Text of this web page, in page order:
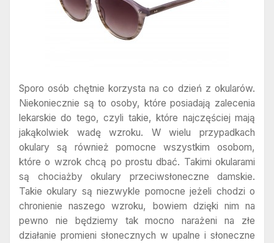
Sporo osób chętnie korzysta na co dzień z okularów.
Niekoniecznie są to osoby, które posiadają zalecenia
lekarskie do tego, czyli takie, które najczęściej mają
jakąkolwiek wadę wzroku. W wielu przypadkach
okulary są również pomocne wszystkim osobom,
które o wzrok chcą po prostu dbać. Takimi okularami
są chociażby okulary przeciwsłoneczne damskie.
Takie okulary są niezwykle pomocne jeżeli chodzi o
chronienie naszego wzroku, bowiem dzięki nim na
pewno nie będziemy tak mocno narażeni na złe
działanie promieni słonecznych w upalne i słoneczne